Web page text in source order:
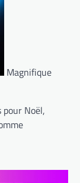
Magnifique
Noël,